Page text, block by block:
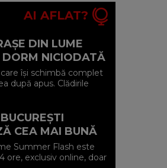
AI AFLAT?
DIN LUME
DORM NICIODATĂ
DIN SPATELE
CELEBRE
DE ...
care își schimbă complet
după apus. Clădirile
CEA MAI BUNĂ
VERII: MINUS 20%
DOAR PE 24
Summer Flash este
ore, exclusiv online, doar